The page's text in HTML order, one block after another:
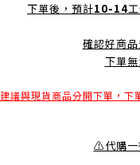
下單後，預計10-14
確認好商
下單
建議與現貨商品分開下單，下
⚠️代購一